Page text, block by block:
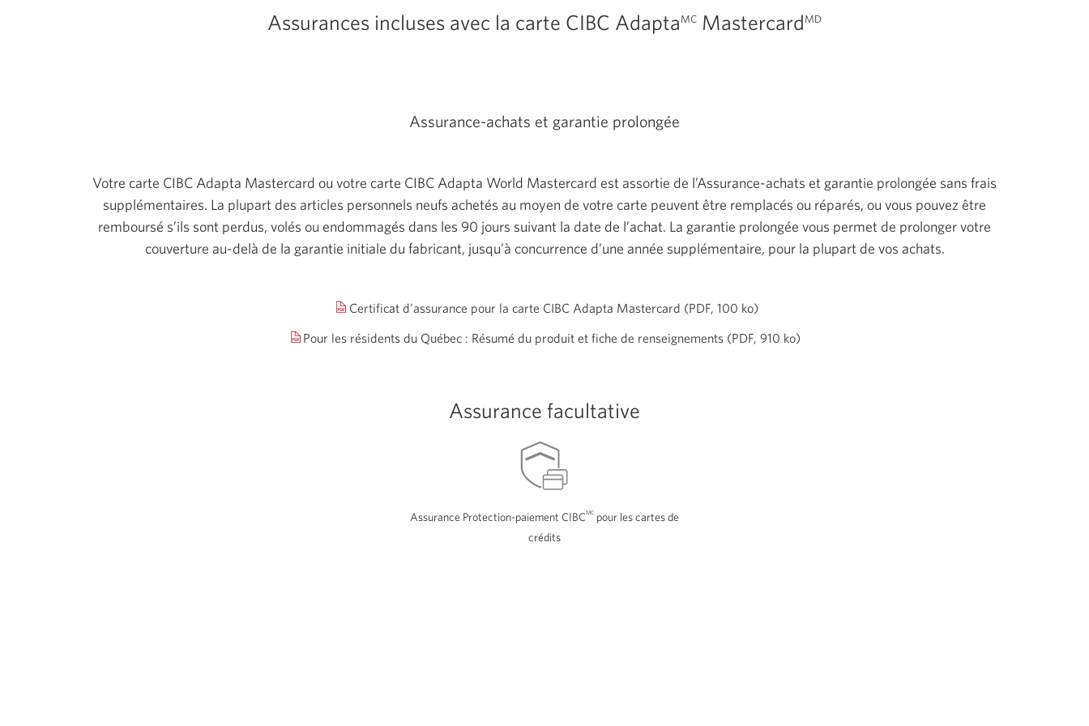
Assurances incluses avec la carte CIBC Adapta MC Mastercard MD
Assurance-achats et garantie prolongée
Votre carte CIBC Adapta Mastercard ou votre carte CIBC Adapta World Mastercard est assortie de l’Assurance-achats et garantie prolongée sans frais
supplémentaires. La plupart des articles personnels neufs achetés au moyen de votre carte peuvent être remplacés ou réparés, ou vous pouvez être
remboursé s’ils sont perdus, volés ou endommagés dans les 90 jours suivant la date de l’achat. La garantie prolongée vous permet de prolonger votre
couverture au-delà de la garantie initiale du fabricant, jusqu’à concurrence d’une année supplémentaire, pour la plupart de vos achats.
Certificat d’assurance pour la carte CIBC Adapta Mastercard (PDF, 100 ko)
fenêtre
Pour les résidents du Québec : Résumé du produit et fiche de renseignements (PDF, 910 ko)
Assurance facultative
Assurance Protection-paiement CIBCMCpour les cartes de
crédits